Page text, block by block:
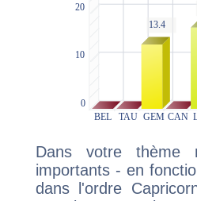
Dans votre thème
importants - en
dans l'ordre